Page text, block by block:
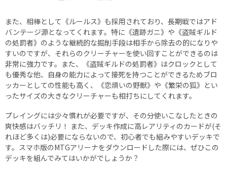
また、相棒として《ルールス》も採用されており、長期戦ではアド
バンテージ源となってくれます。特に《遺跡ガニ》や《盗賊ギルド
の処罰者》のような継続的な掘削手段は相手から除去の的になりや
すいのですが、それらのクリーチャーを使い回すことができるのは
非常に強力です。また、《盗賊ギルドの処罰者》はクロックとして
も優秀な他、自身の能力によって接死を持つことができるためブロ
ッカーとしての性能も高く、《恋煩いの野獣》や《繁栄の狐》とい
ったサイズの大きなクリーチャーも相打ちにしてくれます。
プレイングには少々慣れが必要ですが、その分使いこなしたときの
爽快感はバッチリ！ また、デッキ作成に高レアリティのカードが(そ
れほど多くは)必要にならないので、初心者でも組みやすいデッキで
す。スマホ版のMTGアリーナをダウンロードした際には、ぜひこの
デッキを組んでみてはいかがでしょうか？